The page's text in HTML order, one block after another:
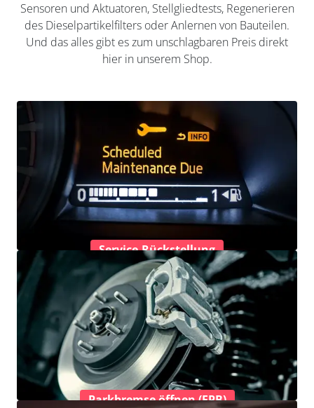
Sensoren und Aktuatoren, Stellgliedtests, Regenerieren
des Dieselpartikelfilters oder Anlernen von Bauteilen.
Und das alles gibt es zum unschlagbaren Preis direkt
hier in unserem Shop.
Service-Rückstellung
Parkbremse öffnen (EPB)